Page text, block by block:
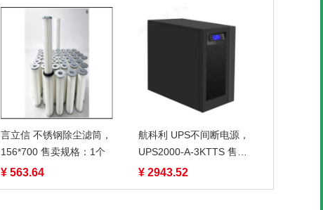
言立信 不锈钢除尘滤筒，
156*700 售卖规格：1个
¥ 563.64
航科利 UPS不间断电源，
UPS2000-A-3KTTS 售卖
规格：1台
¥ 2943.52